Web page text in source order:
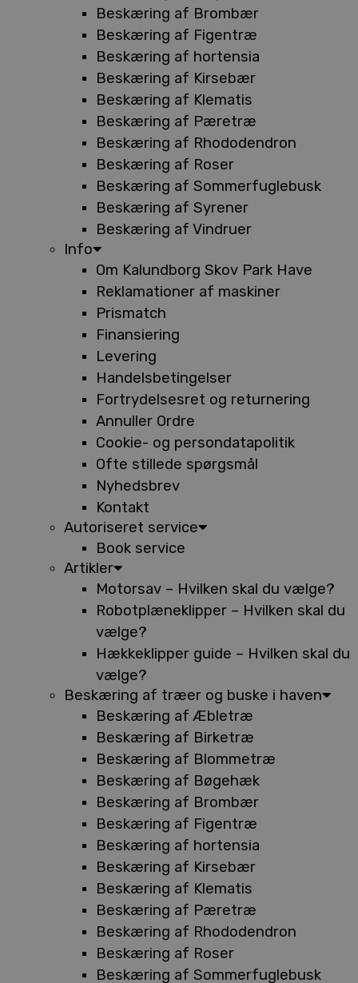
Beskæring af Brombær
Beskæring af Figentræ
Beskæring af hortensia
Beskæring af Kirsebær
Beskæring af Klematis
Beskæring af Pæretræ
Beskæring af Rhododendron
Beskæring af Roser
Beskæring af Sommerfuglebusk
Beskæring af Syrener
Beskæring af Vindruer
Info
Om Kalundborg Skov Park Have
Reklamationer af maskiner
Prismatch
Finansiering
Levering
Handelsbetingelser
Fortrydelsesret og returnering
Annuller Ordre
Cookie- og persondatapolitik
Ofte stillede spørgsmål
Nyhedsbrev
Kontakt
Autoriseret service
Book service
Artikler
Motorsav – Hvilken skal du vælge?
Robotplæneklipper – Hvilken skal du
vælge?
Hækkeklipper guide – Hvilken skal du
vælge?
Beskæring af træer og buske i haven
Beskæring af Æbletræ
Beskæring af Birketræ
Beskæring af Blommetræ
Beskæring af Bøgehæk
Beskæring af Brombær
Beskæring af Figentræ
Beskæring af hortensia
Beskæring af Kirsebær
Beskæring af Klematis
Beskæring af Pæretræ
Beskæring af Rhododendron
Beskæring af Roser
Beskæring af Sommerfuglebusk